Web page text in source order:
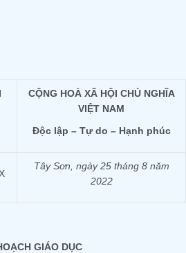
CỘNG HOÀ XÃ HỘI CHỦ NGHĨA
VIỆT NAM
Độc lập – Tự do – Hạnh phúc
Tây Sơn, ngày 25 tháng 8 năm
2022
GIÁO DỤC